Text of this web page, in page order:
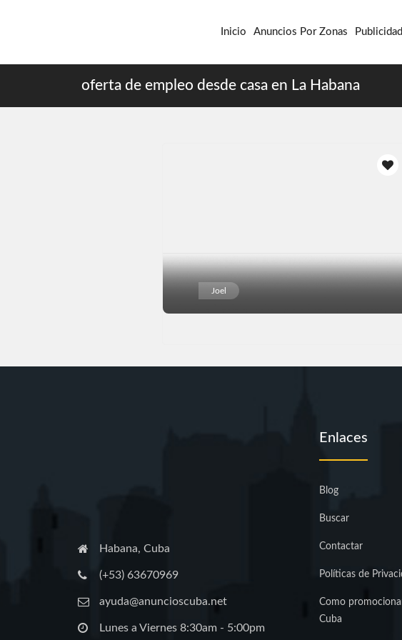
Inicio Anuncios Por Zonas Publicidad
oferta de empleo desde casa en La Habana
Joel
Habana, Cuba
(+53) 63670969
ayuda@anuncioscuba.net
Lunes a Viernes 8:30am - 5:00pm
Enlaces
Blog
Buscar
Contactar
Políticas de
Como
Cuba